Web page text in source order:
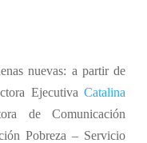
nuevas: a partir de
EjecutivaCatalina
de Comunicación
Pobreza – Servicio